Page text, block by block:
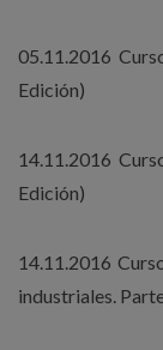
05.11.2016
Edición)
14.11.2016
Edición)
14.11.2016
industriales.